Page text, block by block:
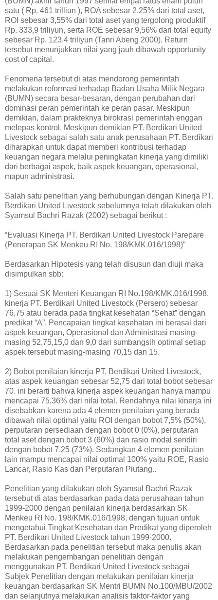
satu ( Rp. 461 trilliun ), ROA sebesar 2,25% dari total aset,
ROI sebesar 3,55% dari total aset yang tergolong produktif
Rp. 333,9 triliyun, serta ROE sebesar 9,56% dari total equity
sebesar Rp. 123,4 triliyun (Tanri Abeng 2000). Return
tersebut menunjukkan nilai yang jauh dibawah opportunity
cost of capital.
Fenomena tersebut di atas mendorong pemerintah
melakukan reformasi terhadap Badan Usaha Milik Negara
(BUMN) secara besar-besaran, dengan perubahan dari
dominasi peran pemerintah ke peran pasar. Meskipun
demikian, dalam prakteknya birokrasi pemerintah enggan
melepas kontrol. Meskipun demikian PT. Berdikari United
Livestock sebagai salah satu anak perusahaan PT. Berdikari
diharapkan untuk dapat memberi kontribusi terhadap
keuangan negara melalui peningkatan kinerja yang dimiliki
dari berbagai aspek, baik aspek keuangan, operasional,
mapun administrasi.
Salah satu penelitian yang berhubungan dengan Kinerja PT.
Berdikari United Livestock sebelumnya telah dilakukan oleh
Syamsul Bachri Razak (2002) sebagai berikut :
“Evaluasi Kinerja PT. Berdikari United Livestock Parepare
(Penerapan SK Menkeu RI No. 198/KMK.016/1998)”
Berdasarkan Hipotesis yang telah disusun dan diuji maka
disimpulkan sbb:
1) Sesuai SK Menteri Keuangan RI No.198/KMK.016/1998,
kinerja PT. Berdikari United Livestock (Persero) sebesar
76,75 atau berada pada tingkat kesehatan “Sehat” dengan
predikat “A”. Pencapaian tingkat kesehatan ini berasal dari
aspek keuangan, Operasional dan Administrasi masing-
masing 52,75,15,0 dan 9,0 dari sumbangsih optimal setiap
aspek tersebut masing-masing 70,15 dan 15.
2) Bobot penilaian kinerja PT. Berdikari United Livestock,
atas aspek keuangan sebesar 52,75 dari total bobot sebesar
70. ini berarti bahwa kinerja aspek keuangan hanya mampu
mencapai 75,36% dari nilai total. Rendahnya nilai kinerja ini
disebabkan karena ada 4 elemen penilaian yang berada
dibawah nilai optimal yaitu ROI dengan bobot 7,5% (50%),
perputaran persediaan dengan bobot 0 (0%), perputaran
total aset dengan bobot 3 (60%) dan rasio modal sendiri
dengan bobot 7,25 (73%). Sedangkan 4 elemen penilaian
lain mampu mencapai nilai optimal 100% yaitu ROE, Rasio
Lancar, Rasio Kas dan Perputaran Piutang..
Penelitian yang dilakukan oleh Syamsul Bachri Razak
tersebut di atas berdasarkan pada data perusahaan tahun
1999-2000 dengan penilaian kinerja berdasarkan SK
Menkeu RI No. 198/KMK.016/1998, dengan tujuan untuk
mengetahui Tingkat Kesehatan dan Predikat yang diperoleh
PT. Berdikari United Livestock tahun 1999-2000.
Berdasarkan pada penelitian tersebut maka penulis akan
melakukan pengembangan penelitian dengan
menggunakan PT. Berdikari United Livestock sebagai
Subjek Penelitian dengan melakukan penilaian kinerja
keuangan berdasarkan SK Mentri BUMN No.100/MBU/2002
dan selanjutnya melakukan analisis faktor-faktor yang